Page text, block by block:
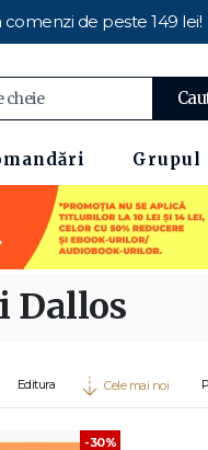
de peste 149 lei!
Dallos
Editura Cele mai noi
-30%